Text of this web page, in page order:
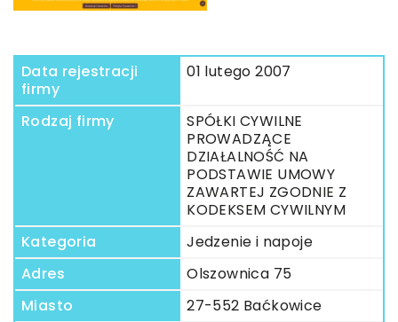
Data rejestracji
firmy
01 lutego 2007
Rodzaj firmy
SPÓŁKI CYWILNE
PROWADZĄCE
DZIAŁALNOŚĆ NA
PODSTAWIE UMOWY
ZAWARTEJ ZGODNIE Z
KODEKSEM CYWILNYM
Kategoria
Jedzenie i napoje
Adres
Olszownica 75
Miasto
27-552 Baćkowice